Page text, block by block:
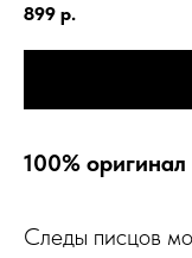
899 р.
100%
Следы писцов